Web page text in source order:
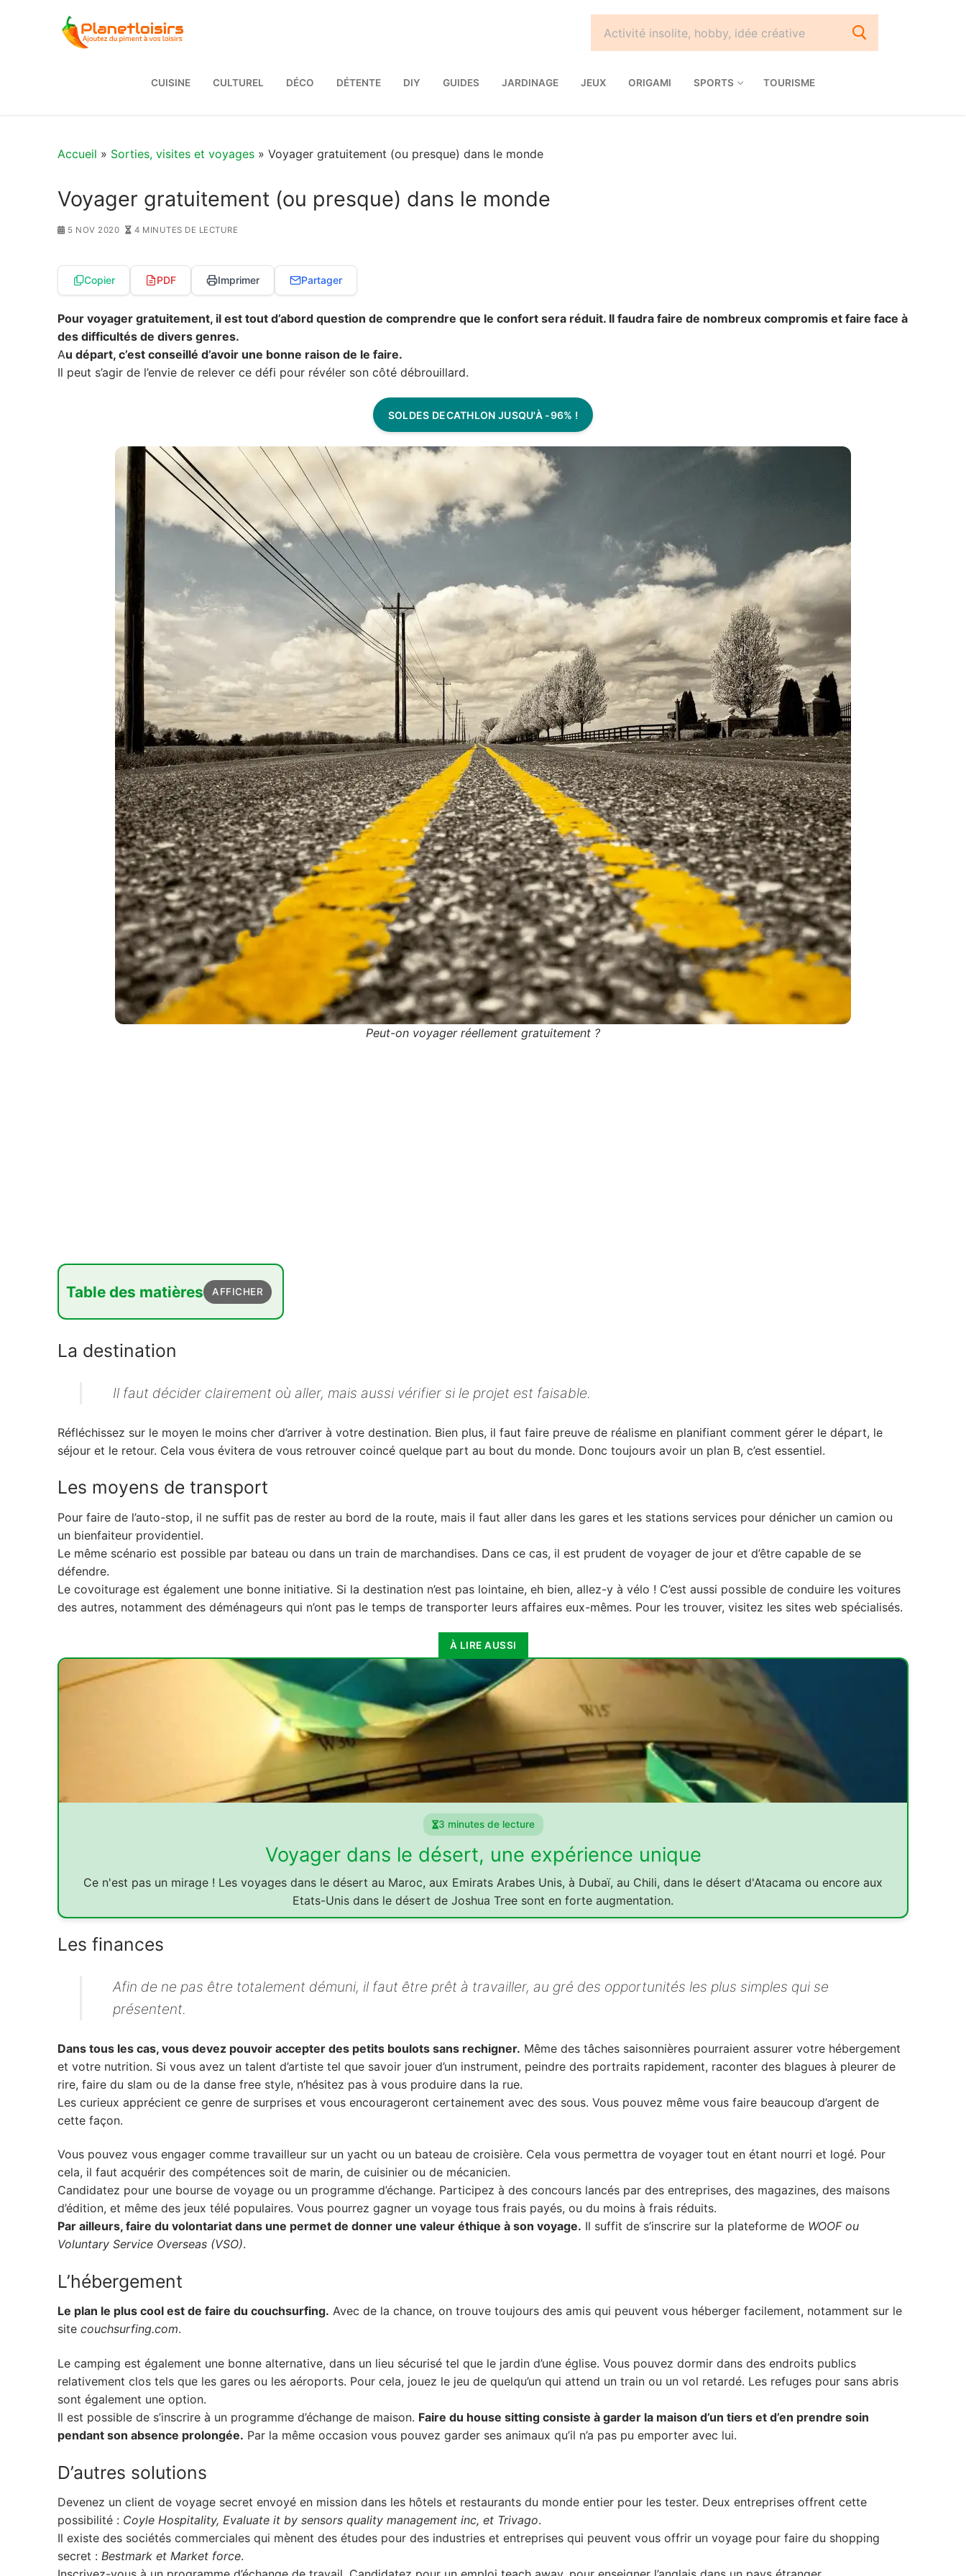
CUISINE CULTUREL DÉCO DÉTENTE DIY GUIDES JARDINAGE JEUX ORIGAMI SPORTS TOURISME
Accueil » Sorties, visites et voyages » Voyager gratuitement (ou presque) dans le monde
Voyager gratuitement (ou presque) dans le monde
5 NOV 2020 4 MINUTES DE LECTURE
Copier PDF Imprimer Partager
Pour voyager gratuitement, il est tout d’abord question de comprendre que le confort sera réduit. Il faudra faire de nombreux compromis et faire face à
des difficultés de divers genres.
Au départ, c’est conseillé d’avoir une bonne raison de le faire.
Il peut s’agir de l’envie de relever ce défi pour révéler son côté débrouillard.
SOLDES DECATHLON JUSQU'À -96% !
Peut-on voyager réellement gratuitement ?
Table des matières AFFICHER
2. Les moyens de transport
4. L'hébergement
5. D'autres solutions
La destination
Il faut décider clairement où aller, mais aussi vérifier si le projet est faisable.
Réfléchissez sur le moyen le moins cher d’arriver à votre destination. Bien plus, il faut faire preuve de réalisme en planifiant comment gérer le départ, le
séjour et le retour. Cela vous évitera de vous retrouver coincé quelque part au bout du monde. Donc toujours avoir un plan B, c’est essentiel.
Les moyens de transport
Pour faire de l’auto-stop, il ne suffit pas de rester au bord de la route, mais il faut aller dans les gares et les stations services pour dénicher un camion ou
un bienfaiteur providentiel.
Le même scénario est possible par bateau ou dans un train de marchandises. Dans ce cas, il est prudent de voyager de jour et d’être capable de se
défendre.
Le covoiturage est également une bonne initiative. Si la destination n’est pas lointaine, eh bien, allez-y à vélo ! C’est aussi possible de conduire les voitures
des autres, notamment des déménageurs qui n’ont pas le temps de transporter leurs affaires eux-mêmes. Pour les trouver, visitez les sites web spécialisés.
À LIRE AUSSI
3 minutes de lecture
Voyager dans le désert, une expérience unique
Ce n'est pas un mirage ! Les voyages dans le désert au Maroc, aux Emirats Arabes Unis, à Dubaï, au Chili, dans le désert d'Atacama ou encore aux
Etats-Unis dans le désert de Joshua Tree sont en forte augmentation.
Les finances
Afin de ne pas être totalement démuni, il faut être prêt à travailler, au gré des opportunités les plus simples qui se
présentent.
Dans tous les cas, vous devez pouvoir accepter des petits boulots sans rechigner. Même des tâches saisonnières pourraient assurer votre hébergement
et votre nutrition. Si vous avez un talent d’artiste tel que savoir jouer d’un instrument, peindre des portraits rapidement, raconter des blagues à pleurer de
rire, faire du slam ou de la danse free style, n’hésitez pas à vous produire dans la rue.
Les curieux apprécient ce genre de surprises et vous encourageront certainement avec des sous. Vous pouvez même vous faire beaucoup d’argent de
cette façon.
Vous pouvez vous engager comme travailleur sur un yacht ou un bateau de croisière. Cela vous permettra de voyager tout en étant nourri et logé. Pour
cela, il faut acquérir des compétences soit de marin, de cuisinier ou de mécanicien.
Candidatez pour une bourse de voyage ou un programme d’échange. Participez à des concours lancés par des entreprises, des magazines, des maisons
d’édition, et même des jeux télé populaires. Vous pourrez gagner un voyage tous frais payés, ou du moins à frais réduits.
Par ailleurs, faire du volontariat dans une permet de donner une valeur éthique à son voyage. Il suffit de s’inscrire sur la plateforme de WOOF ou
Voluntary Service Overseas (VSO).
L’hébergement
Le plan le plus cool est de faire du couchsurfing. Avec de la chance, on trouve toujours des amis qui peuvent vous héberger facilement, notamment sur le
site couchsurfing.com.
Le camping est également une bonne alternative, dans un lieu sécurisé tel que le jardin d’une église. Vous pouvez dormir dans des endroits publics
relativement clos tels que les gares ou les aéroports. Pour cela, jouez le jeu de quelqu’un qui attend un train ou un vol retardé. Les refuges pour sans abris
sont également une option.
Il est possible de s’inscrire à un programme d’échange de maison. Faire du house sitting consiste à garder la maison d’un tiers et d’en prendre soin
pendant son absence prolongée. Par la même occasion vous pouvez garder ses animaux qu’il n’a pas pu emporter avec lui.
D’autres solutions
Devenez un client de voyage secret envoyé en mission dans les hôtels et restaurants du monde entier pour les tester. Deux entreprises offrent cette
possibilité : Coyle Hospitality, Evaluate it by sensors quality management inc, et Trivago.
Il existe des sociétés commerciales qui mènent des études pour des industries et entreprises qui peuvent vous offrir un voyage pour faire du shopping
secret : Bestmark et Market force.